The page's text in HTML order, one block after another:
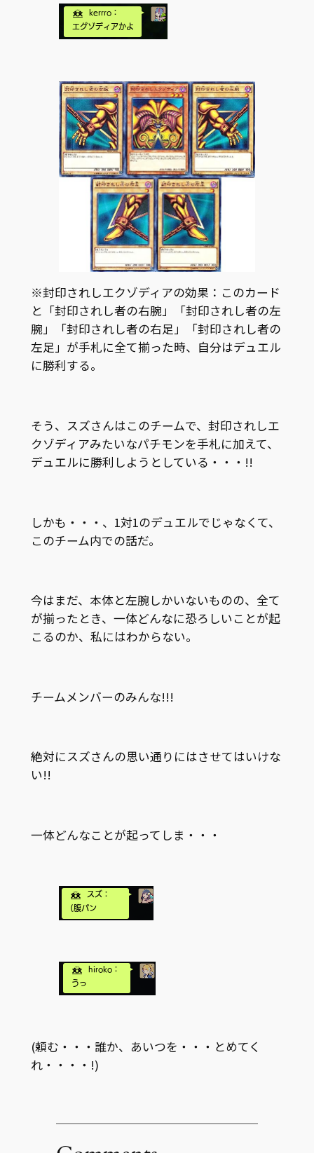
※封印されしエクゾディアの効果：このカード
と「封印されし者の右腕」「封印されし者の左
腕」「封印されし者の右足」「封印されし者の
左足」が手札に全て揃った時、自分はデュエル
に勝利する。
そう、スズさんはこのチームで、封印されしエ
クゾディアみたいなパチモンを手札に加えて、
デュエルに勝利しようとしている・・・!!
しかも・・・、1対1のデュエルでじゃなくて、
このチーム内での話だ。
今はまだ、本体と左腕しかいないものの、全て
が揃ったとき、一体どんなに恐ろしいことが起
こるのか、私にはわからない。
チームメンバーのみんな!!!
絶対にスズさんの思い通りにはさせてはいけな
い!!
一体どんなことが起ってしま・・・
(頼む・・・誰か、あいつを・・・とめてく
れ・・・・!)